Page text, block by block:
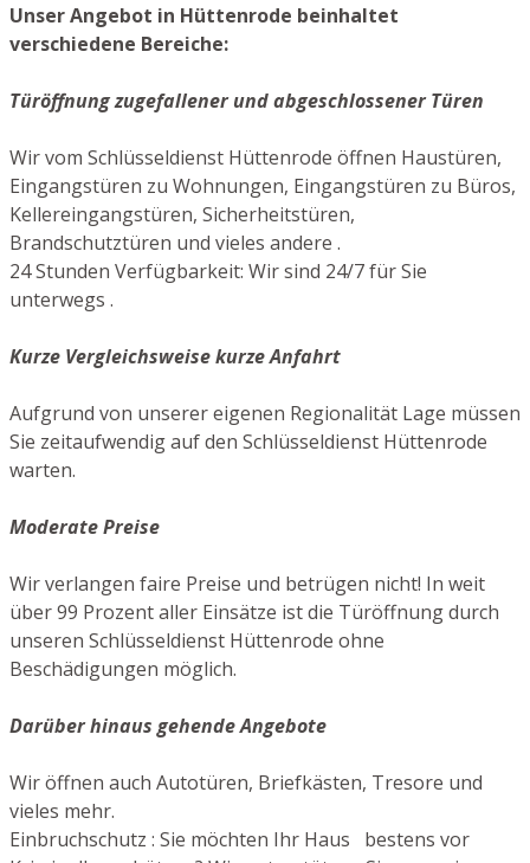
Unser Angebot in Hüttenrode beinhaltet
verschiedene Bereiche:
Türöffnung zugefallener und abgeschlossener Türen
Wir vom Schlüsseldienst Hüttenrode öffnen Haustüren,
Eingangstüren zu Wohnungen, Eingangstüren zu Büros,
Kellereingangstüren, Sicherheitstüren,
Brandschutztüren und vieles andere .
24 Stunden Verfügbarkeit: Wir sind 24/7 für Sie
unterwegs .
Kurze Vergleichsweise kurze Anfahrt
Aufgrund von unserer eigenen Regionalität Lage müssen
Sie zeitaufwendig auf den Schlüsseldienst Hüttenrode
warten.
Moderate Preise
Wir verlangen faire Preise und betrügen nicht! In weit
über 99 Prozent aller Einsätze ist die Türöffnung durch
unseren Schlüsseldienst Hüttenrode ohne
Beschädigungen möglich.
Darüber hinaus gehende Angebote
Wir öffnen auch Autotüren, Briefkästen, Tresore und
vieles mehr.
Einbruchschutz : Sie möchten Ihr Haus bestens vor